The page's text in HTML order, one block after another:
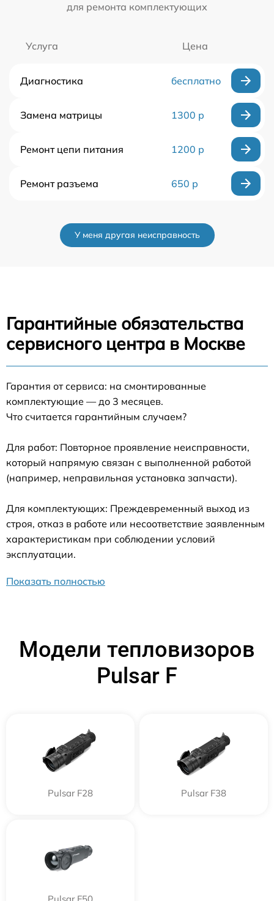
для ремонта комплектующих
Услуга Цена
Диагностика бесплатно
Замена матрицы 1300 р
Ремонт цепи питания 1200 р
Ремонт разъема 650 р
У меня другая неисправность
Гарантийные обязательства
сервисного центра в Москве
Гарантия от сервиса: на смонтированные
комплектующие — до 3 месяцев.
Что считается гарантийным случаем?
Для работ: Повторное проявление неисправности,
который напрямую связан с выполненной работой
(например, неправильная установка запчасти).
Для комплектующих: Преждевременный выход из
строя, отказ в работе или несоответствие заявленным
характеристикам при соблюдении условий
эксплуатации.
Показать полностью
Модели тепловизоров
Pulsar F
Pulsar F28 Pulsar F38